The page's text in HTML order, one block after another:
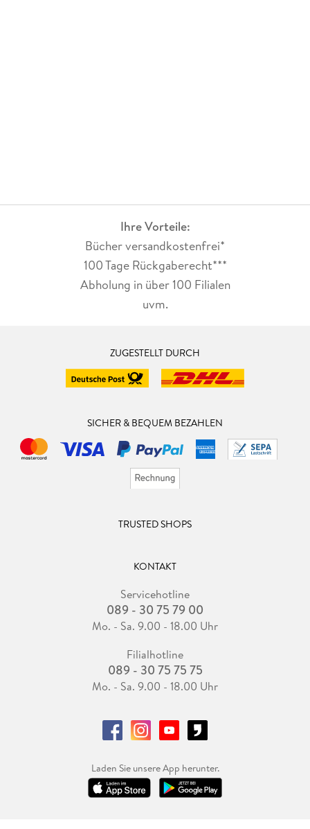
Ihre Vorteile:
Bücher versandkostenfrei*
100 Tage Rückgaberecht***
Abholung in über 100 Filialen
uvm.
ZUGESTELLT DURCH
SICHER & BEQUEM BEZAHLEN
TRUSTED SHOPS
KONTAKT
Servicehotline
089 - 30 75 79 00
Mo. - Sa. 9.00 - 18.00 Uhr
Filialhotline
089 - 30 75 75 75
Mo. - Sa. 9.00 - 18.00 Uhr
Laden Sie unsere App herunter.